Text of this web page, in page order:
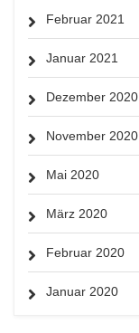
Februar 2021
Januar 2021
Dezember 2020
November 2020
Mai 2020
März 2020
Februar 2020
Januar 2020